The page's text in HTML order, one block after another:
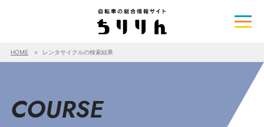
HOME レンタサイクルの検索結果
COURSE